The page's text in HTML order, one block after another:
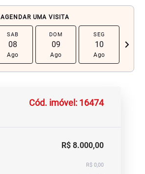
AGENDAR UMA VISITA
SAB
08
Ago
DOM
09
Ago
SEG
10
Ago
navigate_next
Cód. imóvel: 16474
R$ 8.000,00
R$ 0,00